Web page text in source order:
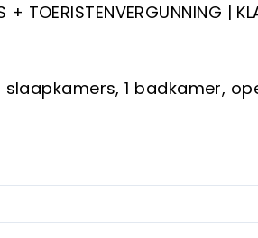
+ TOERISTENVERGUNNING |
1 badkamer,
het strand.